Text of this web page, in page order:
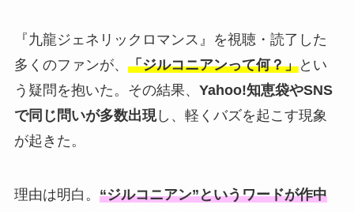
『九龍ジェネリックロマンス』を視聴・読了した
多くのファンが、 「ジルコニアンって何？」とい
う疑問を抱いた。その結果、 Yahoo!知恵袋やSNS
で同じ問いが多数出現し、軽くバズを起こす現象
が起きた。
理由は明白。 “ジルコニアン”というワードが作中